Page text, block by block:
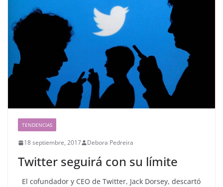
TENDENCIAS
18 septiembre, 2017 Debora Pedreira
Twitter seguirá con su límite
El cofundador y CEO de Twitter, Jack Dorsey, descartó